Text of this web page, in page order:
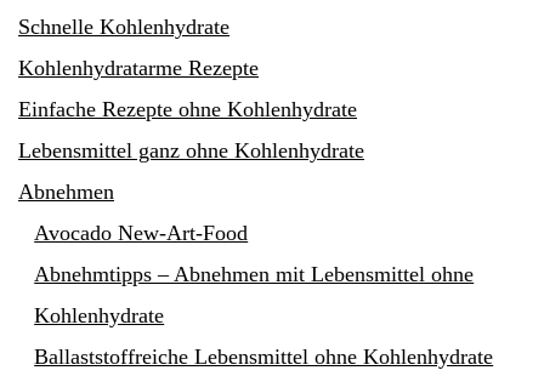
Schnelle Kohlenhydrate
Kohlenhydratarme Rezepte
Einfache Rezepte ohne Kohlenhydrate
Lebensmittel ganz ohne Kohlenhydrate
Abnehmen
Avocado New-Art-Food
Abnehmtipps – Abnehmen mit Lebensmittel ohne
Kohlenhydrate
Ballaststoffreiche Lebensmittel ohne Kohlenhydrate